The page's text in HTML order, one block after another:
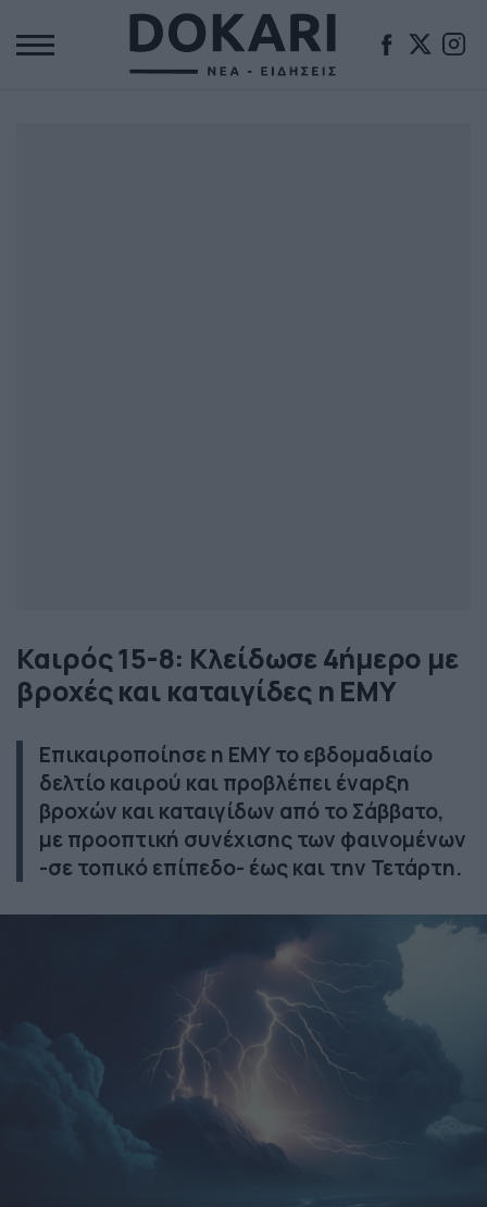
Καιρός 15-8: Κλείδωσε 4ήμερο με
βροχές και καταιγίδες η ΕΜΥ
Επικαιροποίησε η ΕΜΥ το εβδομαδιαίο
δελτίο καιρού και προβλέπει έναρξη
βροχών και καταιγίδων από το Σάββατο,
με προοπτική συνέχισης των φαινομένων
-σε τοπικό επίπεδο- έως και την Τετάρτη.